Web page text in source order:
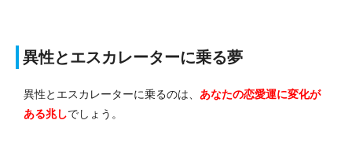
異性とエスカレーターに乗る夢
異性とエスカレーターに乗るのは、 あなたの恋愛運に変化が
ある兆しでしょう。